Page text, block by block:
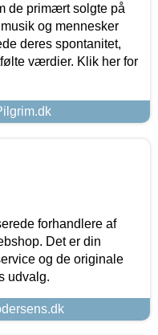
de primært solgte på
og mennesker
deres spontanitet,
værdier. Klik her for
forhandlere af
Det er din
og de originale
udvalg.